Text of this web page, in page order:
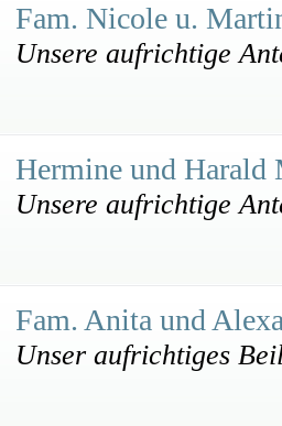
Fam. Nicole u.
Unsere aufrichtige
Hermine und
Unsere aufrichtige
Fam. Anita und
Unser aufrichtiges